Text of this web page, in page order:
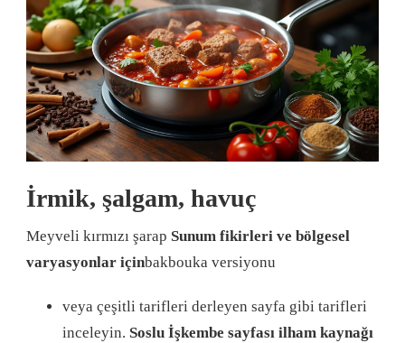
İrmik, şalgam, havuç
Meyveli kırmızı şarap Sunum fikirleri ve bölgesel
varyasyonlar içinbakbouka versiyonu
veya çeşitli tarifleri derleyen sayfa gibi tarifleri
inceleyin. Soslu İşkembe sayfası ilham kaynağı